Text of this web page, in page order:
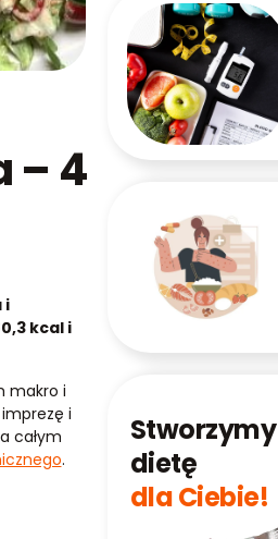
– 4
i
kcal i
makro i
i
całym
.
Stworzymy
dietę
dla Ciebie!